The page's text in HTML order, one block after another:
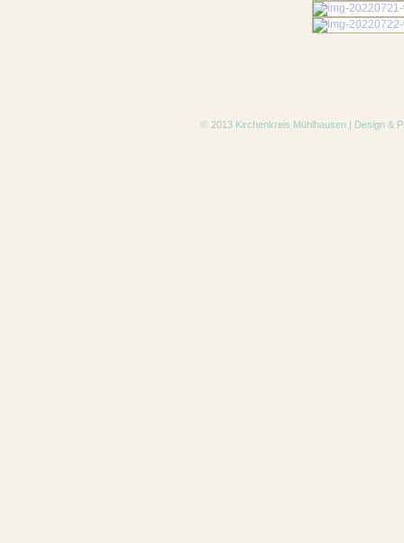
© 2013 Kirchenkreis Mühlhausen | Design &